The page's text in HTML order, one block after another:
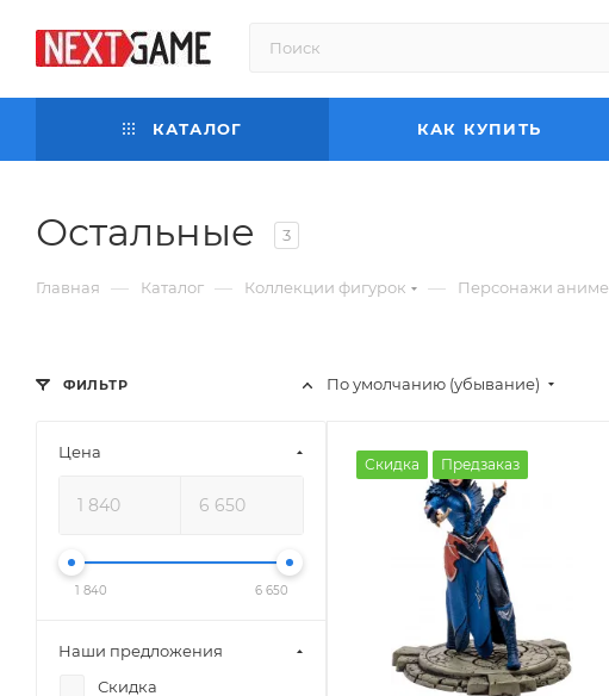
КАТАЛОГ КАК КУПИТЬ
Остальные 3
Главная — Каталог — Коллекции фигурок — Персонажи аниме
По умолчанию (убывание)
Скидка Предзаказ
ФИЛЬТР
Цена
1 840 6 650
Наши предложения
Скидка